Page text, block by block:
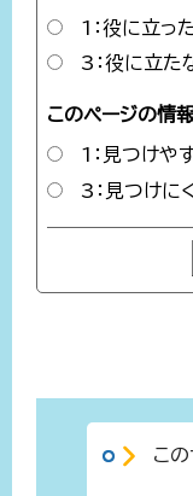
1：役に立った
3：役に立た
このページの情
1：見つけや
3：見つけに
こ